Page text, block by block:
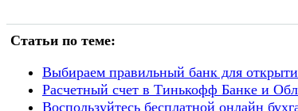
Статьи по теме:
Выбираем правильный банк для
Расчетный счет в Тинькофф Банке и
Воспользуйтесь бесплатной онлайн